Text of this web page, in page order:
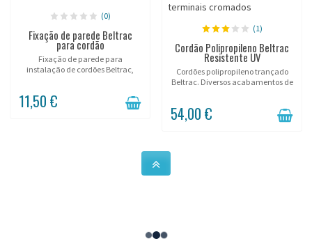
(0)
Fixação de parede Beltrac
para cordão
Fixação de parede para
instalação de cordões Beltrac,
11,50 €
(1)
Cordão Polipropileno Beltrac
Resistente UV
Cordões polipropileno trançado
Beltrac. Diversos acabamentos de
54,00 €